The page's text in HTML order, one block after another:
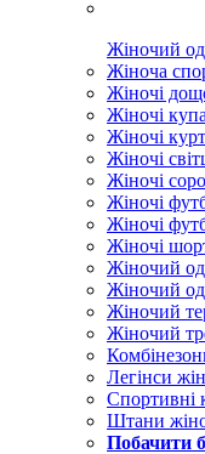
Жіночий
Жіноча
Жіночі
Жіночі
Жіночі
Жіночі
Жіночі
Жіночі
Жіночі
Жіночі
Жіночий
Жіночий
Жіночий
Жіночий
Легінси
Спортивні
Штани
Побачити